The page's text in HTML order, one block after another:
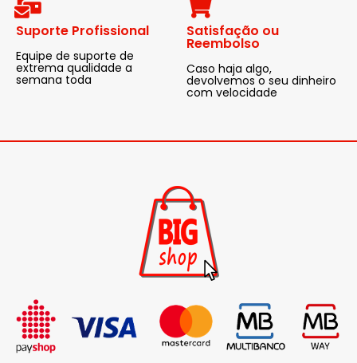
Suporte Profissional
Equipe de suporte de
extrema qualidade a
semana toda
Satisfação ou
Reembolso
Caso haja algo,
devolvemos o seu dinheiro
com velocidade